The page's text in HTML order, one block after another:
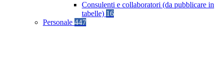
Consulenti e collaboratori (da pubblicare in
tabelle) 16
Personale 447